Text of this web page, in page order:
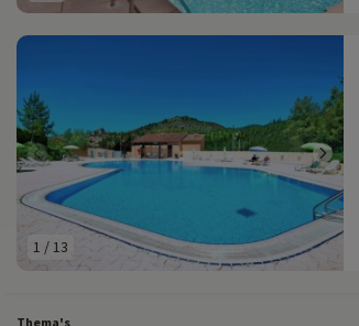
1 /13
Thema's